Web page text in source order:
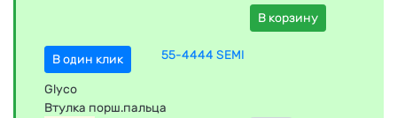
В корзину
В один клик 55-4444 SEMI
Glyco
Втулка порш.пальца